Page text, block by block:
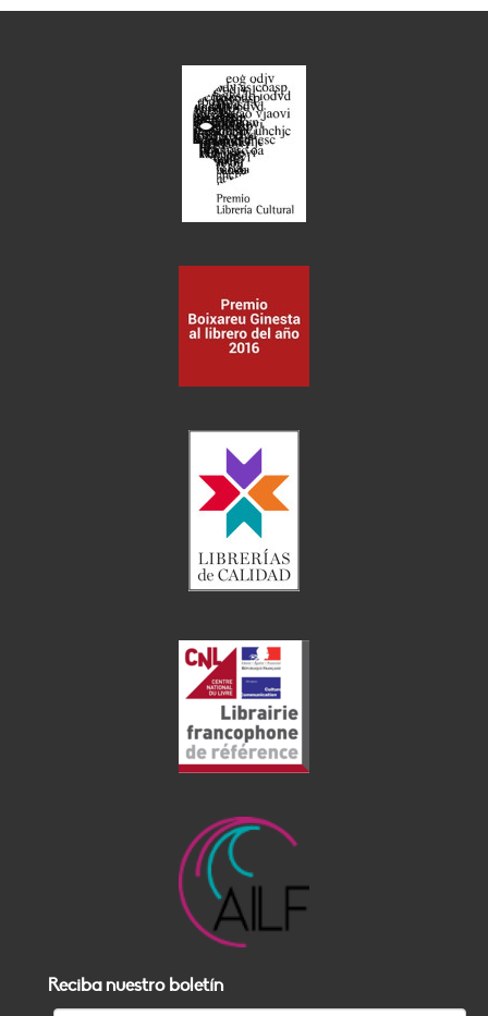
Reciba nuestro boletín